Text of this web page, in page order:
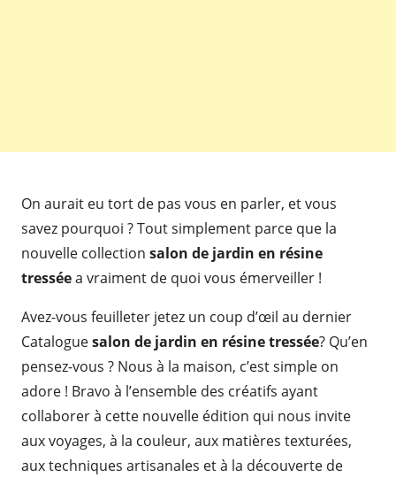
On aurait eu tort de pas vous en parler, et vous
savez pourquoi ? Tout simplement parce que la
nouvelle collection salon de jardin en résine
tresséea vraiment de quoi vous émerveiller !
Avez-vous feuilleter jetez un coup d’œil au dernier
Cataloguesalon de jardin en résine tressée? Qu’en
pensez-vous ? Nous à la maison, c’est simple on
adore ! Bravo à l’ensemble des créatifs ayant
collaborer à cette nouvelle édition qui nous invite
aux voyages, à la couleur, aux matières texturées,
aux techniques artisanales et à la découverte de